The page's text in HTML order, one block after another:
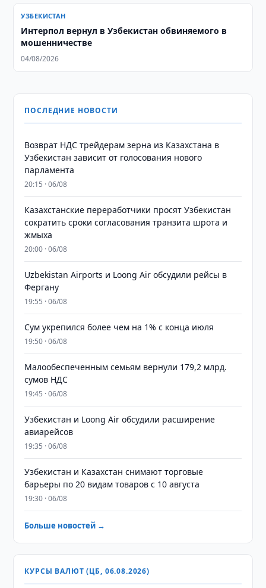
УЗБЕКИСТАН
Интерпол вернул в Узбекистан обвиняемого в
мошенничестве
04/08/2026
ПОСЛЕДНИЕ НОВОСТИ
Возврат НДС трейдерам зерна из Казахстана в
Узбекистан зависит от голосования нового
парламента
20:15 · 06/08
Казахстанские переработчики просят Узбекистан
сократить сроки согласования транзита шрота и
жмыха
20:00 · 06/08
Uzbekistan Airports и Loong Air обсудили рейсы в
Фергану
19:55 · 06/08
Сум укрепился более чем на 1% с конца июля
19:50 · 06/08
Малообеспеченным семьям вернули 179,2 млрд.
сумов НДС
19:45 · 06/08
Узбекистан и Loong Air обсудили расширение
авиарейсов
19:35 · 06/08
Узбекистан и Казахстан снимают торговые
барьеры по 20 видам товаров с 10 августа
19:30 · 06/08
Больше новостей →
КУРСЫ ВАЛЮТ (ЦБ, 06.08.2026)